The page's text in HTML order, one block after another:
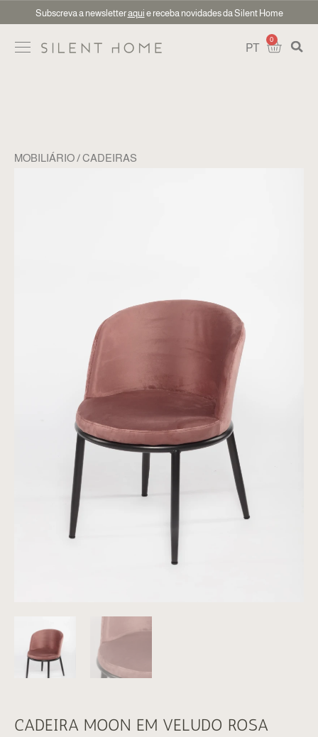
Subscreva a newsletteraqui e receba novidades da Silent Home
PT
0
MOBILIÁRIO CADEIRAS
CADEIRA MOON EM VELUDO ROSA